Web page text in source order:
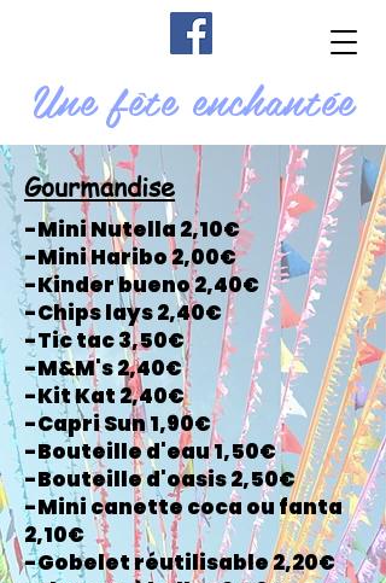
Une fête enchantée
Gourmandise
-Mini Nutella 2,10€
-Mini Haribo 2,00€
-Kinder bueno 2,40€
-Chips lays 2,40€
-Tic tac 3,50€
-M&M's 2,40€
-Kit Kat 2,40€
-Capri Sun 1,90€
-Bouteille d'eau 1,50€
-Bouteille d'oasis 2,50€
-Mini canette coca ou fanta
2,10€
-Gobelet réutilisable 2,20€